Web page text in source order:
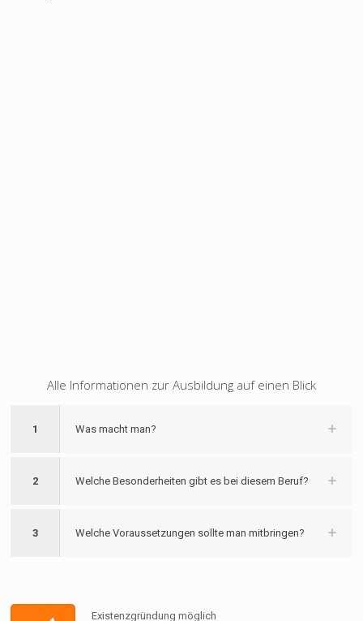
Alle Informationen zur Ausbildung auf einen Blick
1 Was macht man?
2 Welche Besonderheiten gibt es bei diesem Beruf?
3 Welche Voraussetzungen sollte man mitbringen?
Existenzgründung möglich